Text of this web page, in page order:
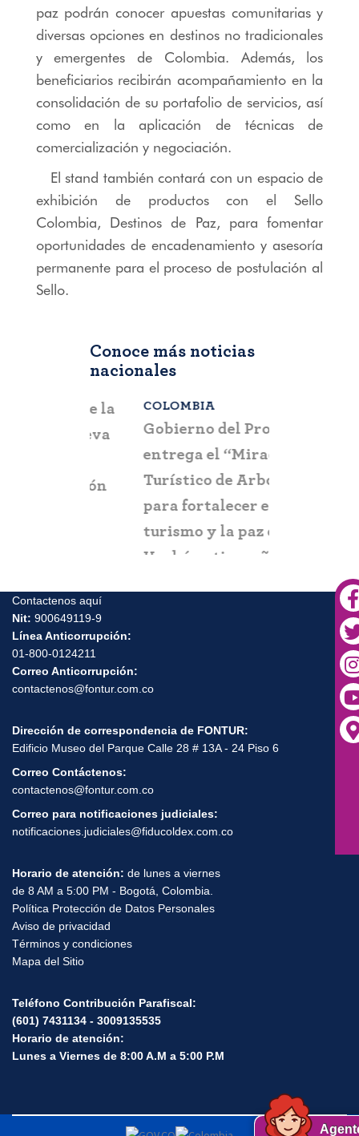
paz podrán conocer apuestas comunitarias y
diversas opciones en destinos no tradicionales
y emergentes de Colombia. Además, los
beneficiarios recibirán acompañamiento en la
consolidación de su portafolio de servicios, así
como en la aplicación de técnicas de
comercialización y negociación.
El stand también contará con un espacio de
exhibición de productos con el Sello
Colombia, Destinos de Paz, para fomentar
oportunidades de encadenamiento y asesoría
permanente para el proceso de postulación al
Sello.
Conoce más noticias
nacionales
COLOMBIA
Gobierno del Progreso
entrega el “Mirador
Turístico de Arboletes”
para fortalecer el
turismo y la paz en el
Urabá antioqueño
Contactenos aquí
Nit:900649119-9
Línea Anticorrupción:
01-800-0124211
Correo Anticorrupción:
Dirección de correspondencia de FONTUR:
Correo Contáctenos:
Correo para notificaciones judiciales:
Horario de atención:de lunes a viernes
de 8 AM a 5:00 PM - Bogotá, Colombia.
Política Protección de Datos Personales
Aviso de privacidad
Términos y condiciones
Teléfono Contribución Parafiscal:
(601) 7431134 - 3009135535
Horario de atención: